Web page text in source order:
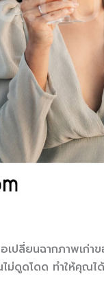
ปลี่ยนฉากภาพเก่า
ดูดโดด ทำให้คุณได้